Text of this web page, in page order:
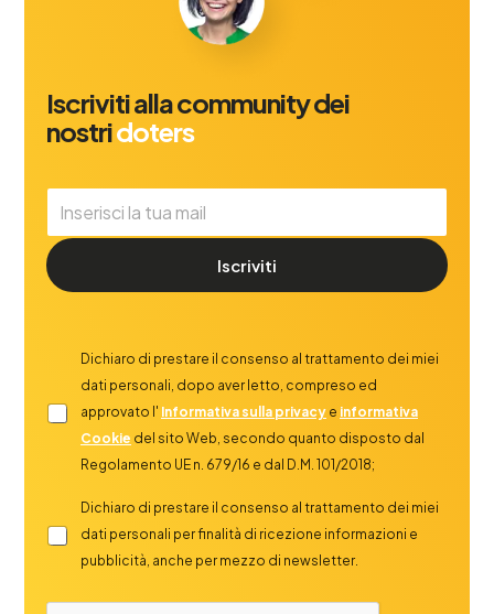
Iscriviti alla community dei
nostridoters
Dichiaro di prestare il consenso al trattamento dei miei
dati personali, dopo aver letto, compreso ed
approvato l' Informativa sulla privacy e informativa
Cookie
Regolamento UE n. 679/16 e dal D.M. 101/2018;
Dichiaro di prestare il consenso al trattamento dei miei
dati personali per finalità di ricezione informazioni e
pubblicità, anche per mezzo di newsletter.
Iscriviti